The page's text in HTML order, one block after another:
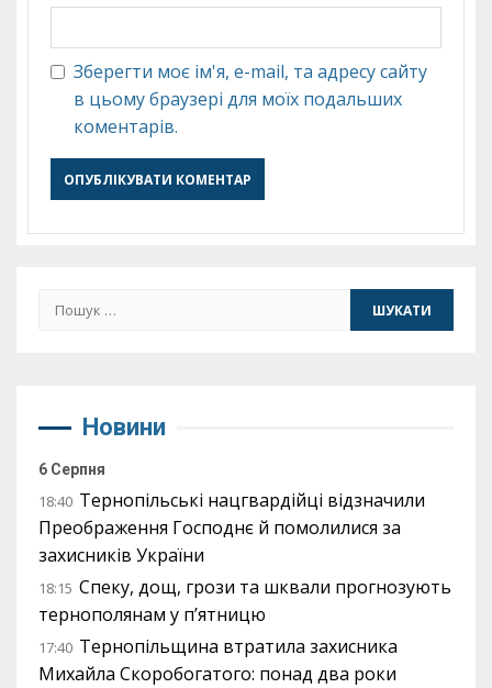
Зберегти моє ім'я, e-mail, та адресу сайту
в цьому браузері для моїх подальших
коментарів.
Пошук:
Новини
6 Серпня
18:40 Тернопільські нацгвардійці відзначили
Преображення Господнє й помолилися за
захисників України
18:15 Спеку, дощ, грози та шквали прогнозують
тернополянам у п’ятницю
17:40 Тернопільщина втратила захисника
Михайла Скоробогатого: понад два роки